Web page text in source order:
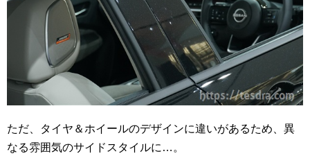
ただ、タイヤ＆ホイールのデザインに違いがあるため、異
なる雰囲気のサイドスタイルに…。